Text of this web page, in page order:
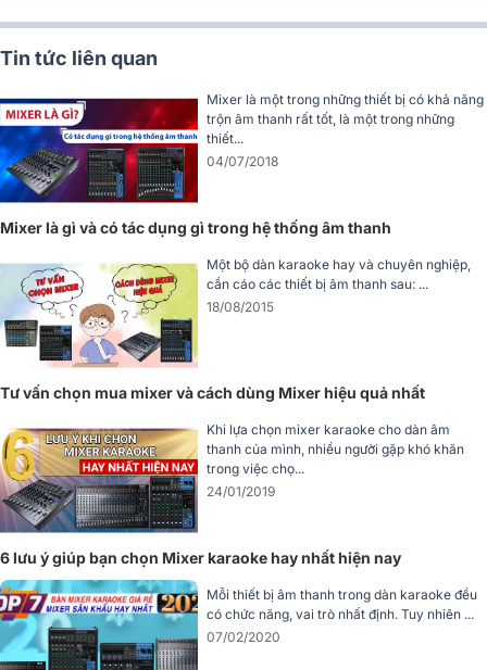
dàng, không còn cảnh “4 lớp băng dính” gây rối như trước nữa.
Màn hình cảm ứng 7 inch trực Quan, sắc nét
Màn hình cảm ứng mới7 inch
bộ thông tin Quan trọng như gate, compressor, EQ, hiệu ứng, giúp
kỹ thuật viên dễ dàng theo dõi và thao tác nhanh chóng. Đây là một
điểm cộng lớn trong việc tăng tốc xử lý kỹ thuật trong các show
diễn gấp gáp.
Tin tức liên quan
Mixer là một trong những thiết bị có khả năng
trộn âm thanh rất tốt, là một trong những
thiết...
04/07/2018
Mixer là gì và có tác dụng gì trong hệ thống âm thanh
Một bộ dàn karaoke hay và chuyên nghiệp,
cần cáo các thiết bị âm thanh sau: ...
18/08/2015
Tư vấn chọn mua mixer và cách dùng Mixer hiệu quả nhất
Khi lựa chọn mixer karaoke cho dàn âm
thanh của mình, nhiều người gặp khó khăn
trong việc chọ...
24/01/2019
6 lưu ý giúp bạn chọn Mixer karaoke hay nhất hiện nay
Mỗi thiết bị âm thanh trong dàn karaoke đều
có chức năng, vai trò nhất định. Tuy nhiên ...
07/02/2020